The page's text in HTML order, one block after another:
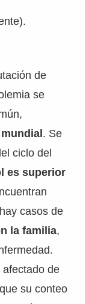
de
se
. Se
ciclo del
es superior
casos de
la familia,
de
su conteo